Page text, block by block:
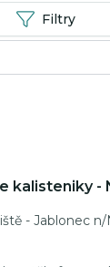
Filtry
kalisteniky -
- Jablonec n/